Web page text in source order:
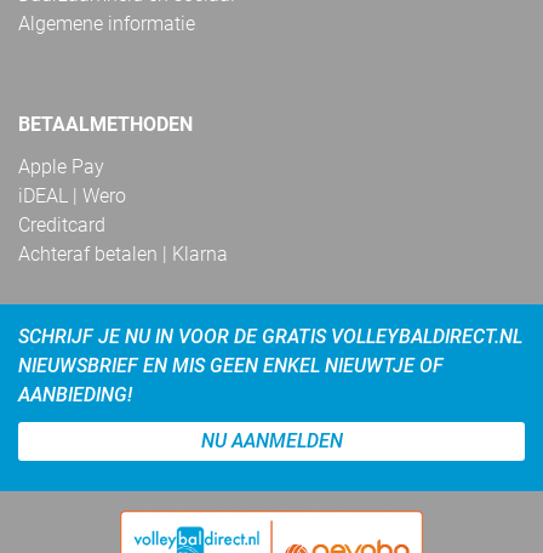
Algemene informatie
BETAALMETHODEN
Apple Pay
iDEAL | Wero
Creditcard
Achteraf betalen | Klarna
SCHRIJF JE NU IN VOOR DE GRATIS VOLLEYBALDIRECT.NL
NIEUWSBRIEF EN MIS GEEN ENKEL NIEUWTJE OF
AANBIEDING!
NU AANMELDEN